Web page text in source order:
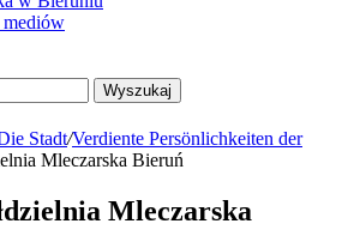
Wyszukaj
Stadt/Verdiente Persönlichkeiten der
Mleczarska Bieruń
Mleczarska